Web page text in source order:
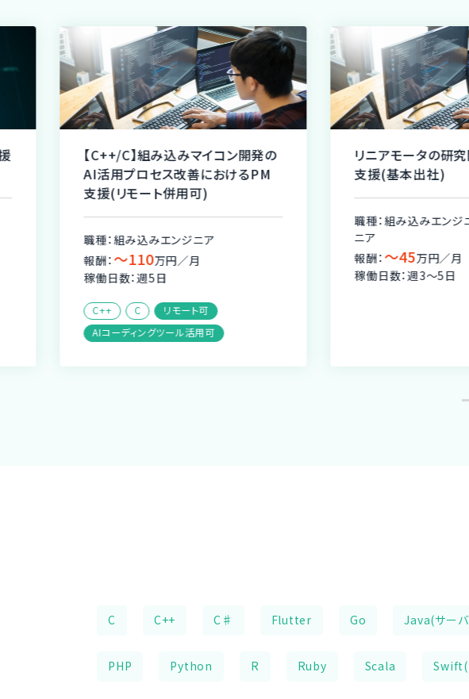
イコン開発の
)
リニアモータの研究開発・製品開発
支援(基本出社)
職種：組み込みエンジニア、制御エンジ
ニア
報酬：〜45
稼働日数：週3〜5日
【C/
発支
職種
報酬：
稼働日
C C++ C♯ Flutter Go Java(サーバ
PHP Python R Ruby Scala